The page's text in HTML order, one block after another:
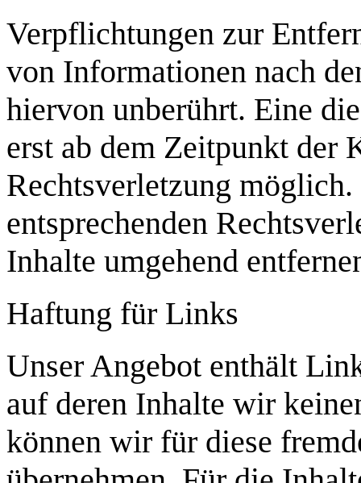
Verpflichtungen zur
von Informationen nach
hiervon unberührt. Eine
erst ab dem Zeitpunkt der
Rechtsverletzung
entsprechenden
Inhalte umgehend
Haftung für Links
Unser Angebot enthält
auf deren Inhalte wir
können wir für diese